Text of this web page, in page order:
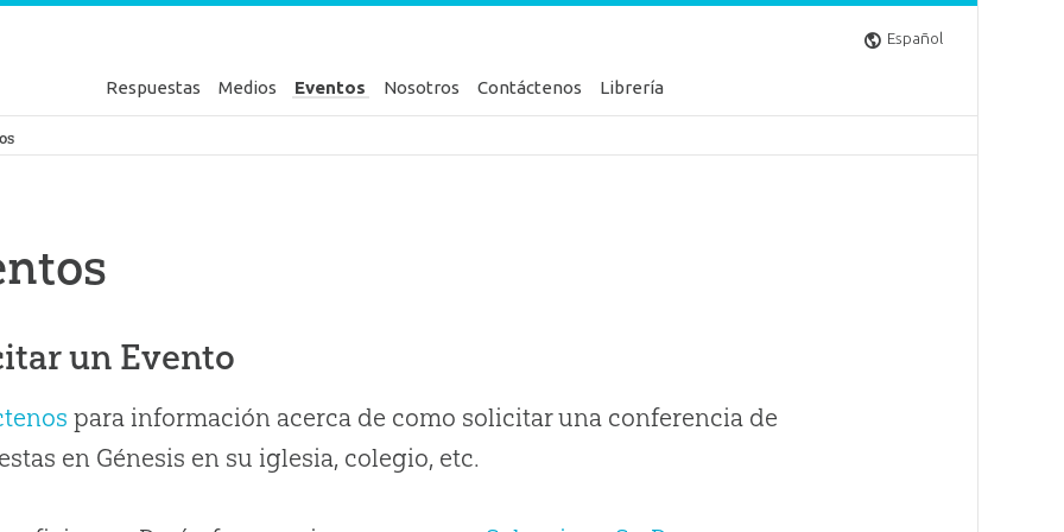
Español
Respuestas Medios Eventos Nosotros Contáctenos Librería
Génesis
un Evento
para información acerca de como solicitar una conferencia de
en Génesis en su iglesia, colegio, etc.